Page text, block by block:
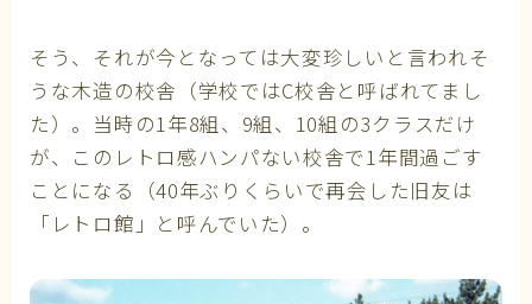
そう、それが今となっては大変珍しいと言われそ
うな木造の校舎（学校ではC校舎と呼ばれてまし
た）。当時の1年8組、9組、10組の3クラスだけ
が、このレトロ感ハンパない校舎で1年間過ごす
ことになる（40年ぶりくらいで再会した旧友は
「レトロ館」と呼んでいた）。